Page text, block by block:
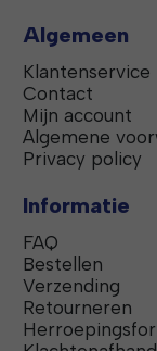
Algemeen
Klantenservice
Contact
Mijn account
Algemene
Privacy policy
Informatie
FAQ
Bestellen
Verzending
Retourneren